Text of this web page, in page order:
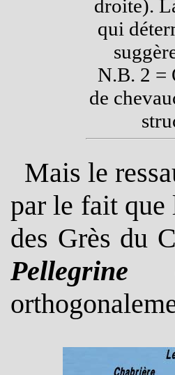
droite).
qui
N.B. 2 =
de
Mais le
par le fait que
des Grès du
Pellegrine